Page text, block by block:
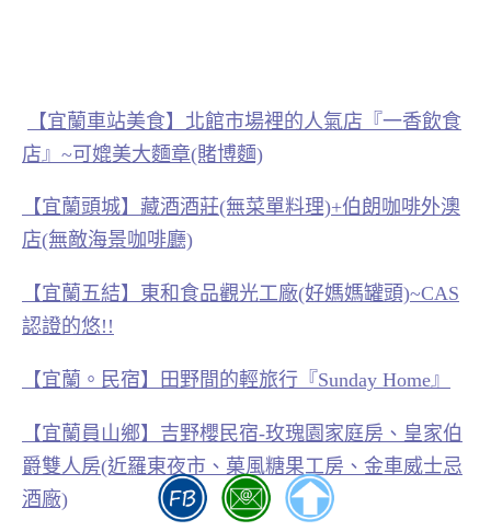
【宜蘭車站美食】北館市場裡的人氣店『一香飲食
店』~可媲美大麵章(賭博麵)
【宜蘭頭城】藏酒酒莊(無菜單料理)+伯朗咖啡外澳
店(無敵海景咖啡廳)
【宜蘭五結】東和食品觀光工廠(好媽媽罐頭)~CAS
認證的悠!!
【宜蘭。民宿】田野間的輕旅行『Sunday Home』
【宜蘭員山鄉】吉野櫻民宿-玫瑰園家庭房、皇家伯
爵雙人房(近羅東夜市、菓風糖果工房、金車威士忌
酒廠)